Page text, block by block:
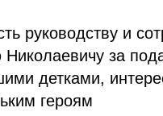
руководству и
за
детками,
героям